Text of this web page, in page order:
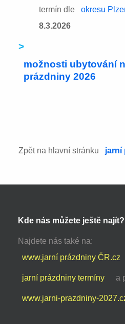
termín dle okresu
8.3.2026
>
možnosti ubytování
prázdniny 2026
Zpět na hlavní stránku jarní
Kde nás můžete ještě najít?
Najdete nás také na:
www.jarní prázdniny ČR.cz
jarní prázdniny termíny a
www.jarni-prazdniny-